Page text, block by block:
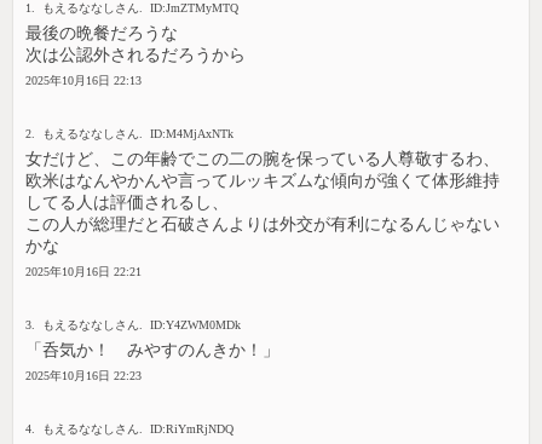
1. もえるななしさん. ID:JmZTMyMTQ
最後の晩餐だろうな
次は公認外されるだろうから
2025年10月16日 22:13
2. もえるななしさん. ID:M4MjAxNTk
女だけど、この年齢でこの二の腕を保っている人尊敬するわ、
欧米はなんやかんや言ってルッキズムな傾向が強くて体形維持
してる人は評価されるし、
この人が総理だと石破さんよりは外交が有利になるんじゃない
かな
2025年10月16日 22:21
3. もえるななしさん. ID:Y4ZWM0MDk
「呑気か！ みやすのんきか！」
2025年10月16日 22:23
4. もえるななしさん. ID:RiYmRjNDQ